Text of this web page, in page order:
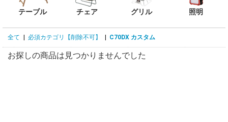
テーブル チェア グリル 照明
全て 必須カテゴリ【削除不可】 C70DX カスタム
お探しの商品は見つかりませんでした